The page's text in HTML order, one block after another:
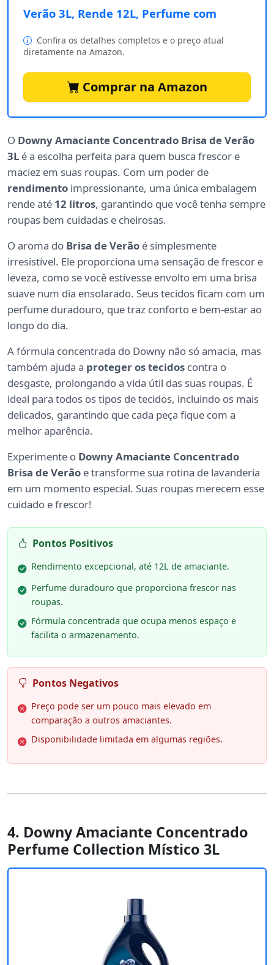
Verão 3L, Rende 12L, Perfume com
Confira os detalhes completos e o preço atual
diretamente na Amazon.
Comprar na Amazon
O Downy Amaciante Concentrado Brisa de Verão
3L é a escolha perfeita para quem busca frescor e
maciez em suas roupas. Com um poder de
rendimento impressionante, uma única embalagem
rende até 12 litros, garantindo que você tenha sempre
roupas bem cuidadas e cheirosas.
O aroma do Brisa de Verão é simplesmente
irresistível. Ele proporciona uma sensação de frescor e
leveza, como se você estivesse envolto em uma brisa
suave num dia ensolarado. Seus tecidos ficam com um
perfume duradouro, que traz conforto e bem-estar ao
longo do dia.
A fórmula concentrada do Downy não só amacia, mas
também ajuda a proteger os tecidos contra o
desgaste, prolongando a vida útil das suas roupas. É
ideal para todos os tipos de tecidos, incluindo os mais
delicados, garantindo que cada peça fique com a
melhor aparência.
Experimente o Downy Amaciante Concentrado
Brisa de Verão e transforme sua rotina de lavanderia
em um momento especial. Suas roupas merecem esse
cuidado e frescor!
Pontos Positivos
Rendimento excepcional, até 12L de amaciante.
Perfume duradouro que proporciona frescor nas
roupas.
Fórmula concentrada que ocupa menos espaço e
facilita o armazenamento.
Pontos Negativos
Preço pode ser um pouco mais elevado em
comparação a outros amaciantes.
Disponibilidade limitada em algumas regiões.
4. Downy Amaciante Concentrado
Perfume Collection Místico 3L